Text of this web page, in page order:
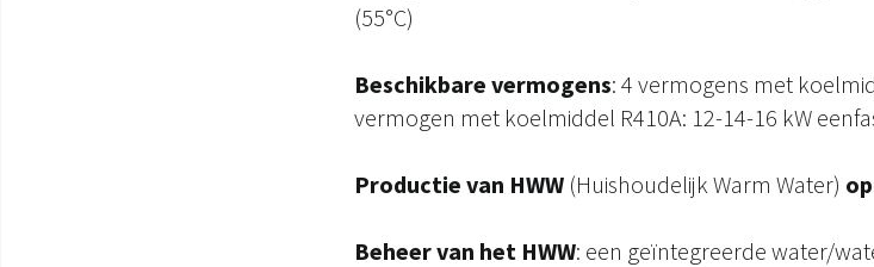
(55°C)
Beschikbare vermogens: 4 vermogens met
vermogen met koelmiddel R410A: 12-14-16 kW
Productie van HWW (Huishoudelijk Warm Water)
Beheer van het HWW: een geïntegreerde water/